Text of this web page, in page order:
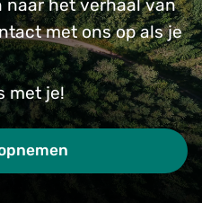
naar het verhaal van
met ons op als je
met je!